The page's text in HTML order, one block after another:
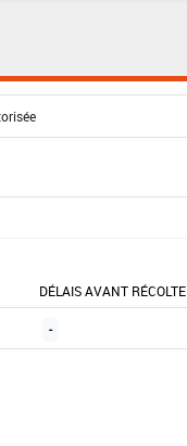
DÉLAIS AVANT RÉCOLTE
-